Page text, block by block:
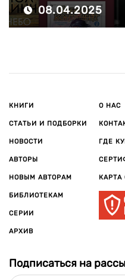
08.04.2025
КНИГИ
СТАТЬИ И ПОДБОРКИ
НОВОСТИ
АВТОРЫ
НОВЫМ АВТОРАМ
БИБЛИОТЕКАМ
СЕРИИ
АРХИВ
О НАС
ГДЕ
КАРТА
Подписаться на